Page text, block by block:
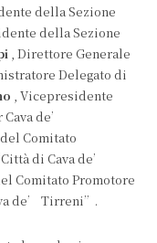
della Sezione
della Sezione
, Direttore Generale
Delegato di
, Vicepresidente
de’
Comitato
di Cava de’
Comitato Promotore
de’ Tirreni”.